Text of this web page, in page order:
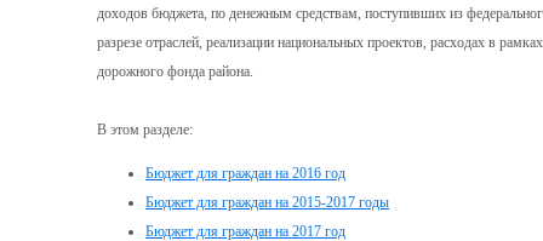
доходов бюджета, по денежным средствам, поступивших из
разрезе отраслей, реализации национальных проектов, расходах в
дорожного фонда района.
В этом разделе:
Бюджет для граждан на 2016 год
Бюджет для граждан на 2015-2017 годы
Бюджет для граждан на 2017 год